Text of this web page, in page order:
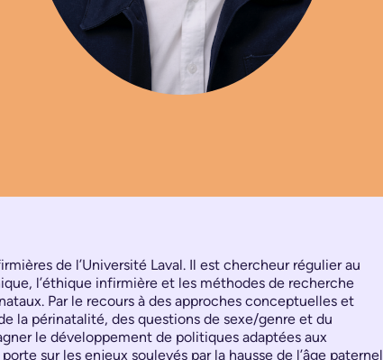
de l’Université Laval. Il est chercheur régulier au
l’éthique infirmière et les méthodes de recherche
Par le recours à des approches conceptuelles et
la périnatalité, des questions de sexe/genre et du
le développement de politiques adaptées aux
sur les enjeux soulevés par la hausse de l’âge paternel